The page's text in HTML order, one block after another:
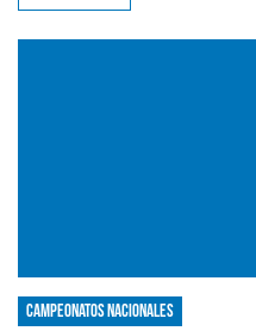
Campeonatos nacionales